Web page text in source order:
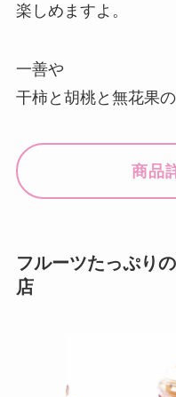
楽しめますよ。
一善や
干柿と胡桃と無花果
商品
フルーツたっぷり
店